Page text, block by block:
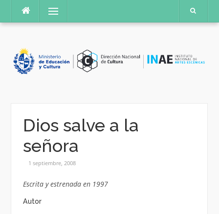
contenido
Menú
Dios salve a la
señora
1 septiembre, 2008
Escrita y estrenada en 1997
Autor